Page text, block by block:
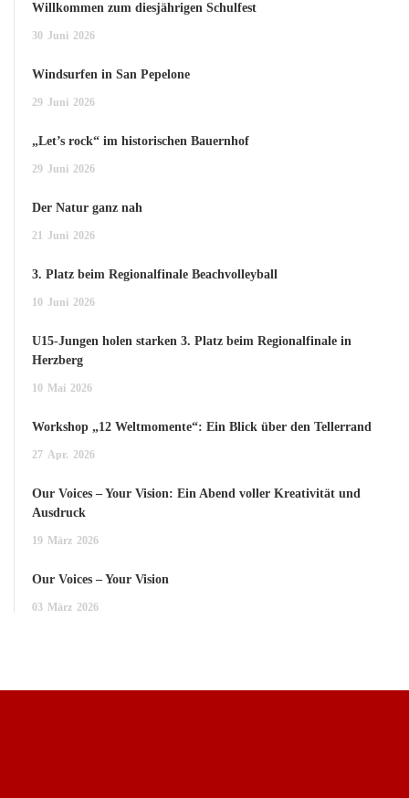
Willkommen zum diesjährigen Schulfest
30 Juni 2026
Windsurfen in San Pepelone
29 Juni 2026
„Let’s rock“ im historischen Bauernhof
29 Juni 2026
Der Natur ganz nah
21 Juni 2026
3. Platz beim Regionalfinale Beachvolleyball
10 Juni 2026
U15-Jungen holen starken 3. Platz beim Regionalfinale in
Herzberg
10 Mai 2026
Workshop „12 Weltmomente“: Ein Blick über den Tellerrand
27 Apr. 2026
Our Voices – Your Vision: Ein Abend voller Kreativität und
Ausdruck
19 März 2026
Our Voices – Your Vision
03 März 2026